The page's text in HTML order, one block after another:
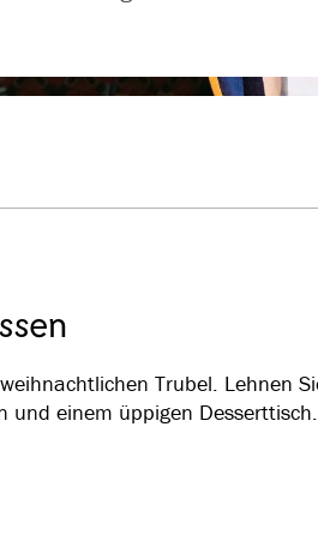
Trubel. Lehnen
einem üppigen